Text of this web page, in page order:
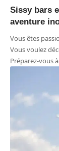
Sissy bars
aventure
Vous êtes
Vous voulez
Préparez-vous à